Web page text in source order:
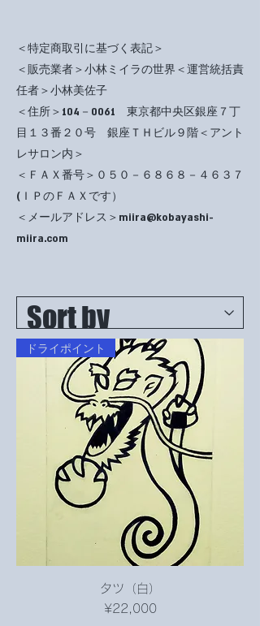
＜特定商取引に基づく表記＞
＜販売業者＞小林ミイラの世界＜運営統括責
任者＞小林美佐子
＜住所＞104－0061 東京都中央区銀座７丁
目１３番２０号 銀座ＴＨビル９階＜アント
レサロン内＞
​＜ＦＡＸ番号＞０５０－６８６８－４６３７
(ＩＰのＦＡＸです）
＜メールアドレス＞ miira@kobayashi-
miira.com
ドライポイント
タツ（白）
Price
¥22,000